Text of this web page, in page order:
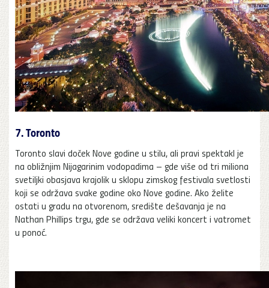
7. Toronto
Toronto slavi doček Nove godine u stilu, ali pravi spektakl je
na obližnjim Nijagarinim vodopadima – gde više od tri miliona
svetiljki obasjava krajolik u sklopu zimskog festivala svetlosti
koji se održava svake godine oko Nove godine. Ako želite
ostati u gradu na otvorenom, središte dešavanja je na
Nathan Phillips trgu, gde se održava veliki koncert i vatromet
u ponoć.